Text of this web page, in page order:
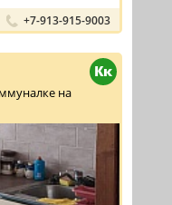
+7-913-915-9003
Кк
на